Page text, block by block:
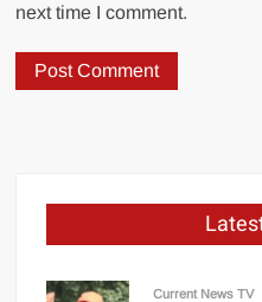
next time I comment.
Current News TV